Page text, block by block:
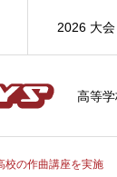
高等
2026 大会
校の作曲講座を実施